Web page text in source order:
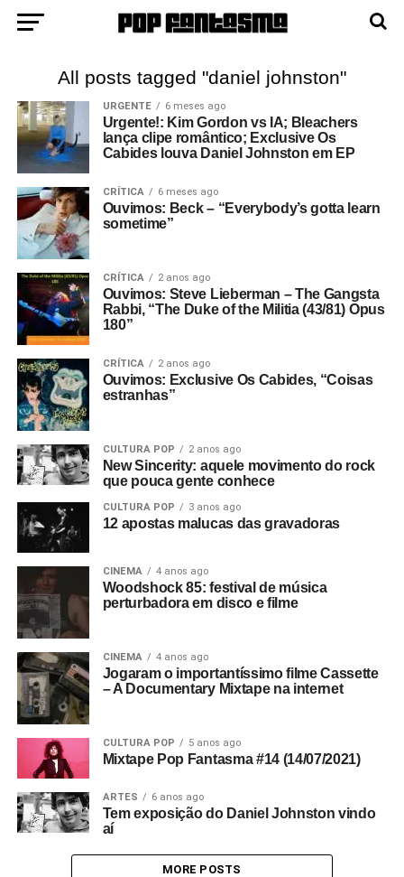
All posts tagged "daniel johnston"
URGENTE 6 meses ago
Urgente!: Kim Gordon vs IA; Bleachers
lança clipe romântico; Exclusive Os
Cabides louva Daniel Johnston em EP
CRÍTICA 6 meses ago
Ouvimos: Beck – “Everybody’s gotta learn
sometime”
CRÍTICA 2 anos ago
Ouvimos: Steve Lieberman – The Gangsta
Rabbi, “The Duke of the Militia (43/81) Opus
180”
CRÍTICA 2 anos ago
Ouvimos: Exclusive Os Cabides, “Coisas
estranhas”
CULTURA POP 2 anos ago
New Sincerity: aquele movimento do rock
que pouca gente conhece
CULTURA POP 3 anos ago
12 apostas malucas das gravadoras
CINEMA 4 anos ago
Woodshock 85: festival de música
perturbadora em disco e filme
CINEMA 4 anos ago
Jogaram o importantíssimo filme Cassette
– A Documentary Mixtape na internet
CULTURA POP 5 anos ago
Mixtape Pop Fantasma #14 (14/07/2021)
ARTES 6 anos ago
Tem exposição do Daniel Johnston vindo
aí
MORE POSTS